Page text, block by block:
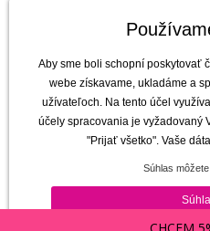
Sme tu pre vás a vaše deti s
roku
Designs, Melii a
Copyright © 2011-2026 mimmo s.r.o.
zaisťuje
Aby sme boli schopní poskytovať
webe získavame, ukladáme a
užívateľoch. Na tento účel
účely spracovania je vyžadovaný
"Prijať všetko". Vaše
Súhlas